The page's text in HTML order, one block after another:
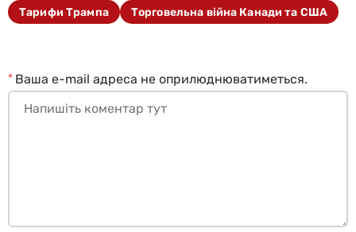
Тарифи Трампа Торговельна війна Канади та США
Ваша e-mail адреса не оприлюднюватиметься.
*